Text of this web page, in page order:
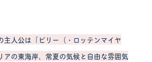
主人公は「ビリー（・ロッテンマイヤ
アの東海岸、常夏の気候と自由な雰囲気